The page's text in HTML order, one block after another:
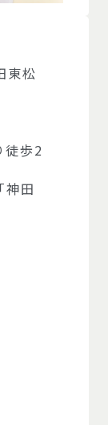
東松
徒歩2
神田